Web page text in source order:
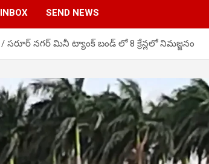
INBOX SEND NEWS
సరూర్ నగర్ మినీ ట్యాంక్ బండ్ లో 8 క్రేన్లలో నిమజ్జనం